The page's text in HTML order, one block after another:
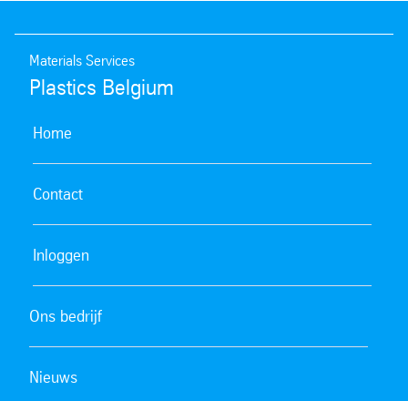
Materials Services
Plastics Belgium
Home
Contact
Inloggen
Ons bedrijf
Nieuws